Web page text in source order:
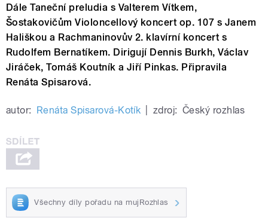
Dále Taneční preludia s Valterem Vítkem,
Šostakovičům Violoncellový koncert op. 107 s Janem
Hališkou a Rachmaninovův 2. klavírní koncert s
Rudolfem Bernatíkem. Dirigují Dennis Burkh, Václav
Jiráček, Tomáš Koutník a Jiří Pinkas. Připravila
Renáta Spisarová.
autor: Renáta Spisarová-Kotík zdroj: Český rozhlas
Všechny díly pořadu na mujRozhlas